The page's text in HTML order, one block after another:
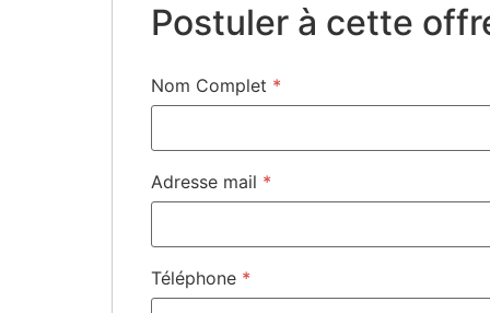
Postuler à cette
Nom Complet *
Adresse mail *
Téléphone *